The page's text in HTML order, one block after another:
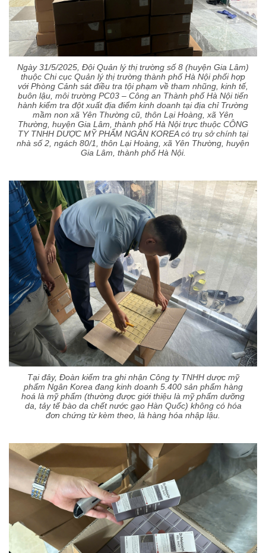
Ngày 31/5/2025, Đội Quản lý thị trường số 8 (huyện Gia Lâm)
thuộc Chi cục Quản lý thị trường thành phố Hà Nội phối hợp
với Phòng Cảnh sát điều tra tội phạm về tham nhũng, kinh tế,
buôn lậu, môi trường PC03 – Công an Thành phố Hà Nội tiến
hành kiểm tra đột xuất địa điểm kinh doanh tại địa chỉ Trường
mầm non xã Yên Thường cũ, thôn Lại Hoàng, xã Yên
Thường, huyện Gia Lâm, thành phố Hà Nội trực thuộc CÔNG
TY TNHH DƯỢC MỸ PHẨM NGÂN KOREA có trụ sở chính tại
nhà số 2, ngách 80/1, thôn Lại Hoàng, xã Yên Thường, huyện
Gia Lâm, thành phố Hà Nội.
Tại đây, Đoàn kiểm tra ghi nhận Công ty TNHH dược mỹ
phẩm Ngân Korea đang kinh doanh 5.400 sản phẩm hàng
hoá là mỹ phẩm (thường được giới thiệu là mỹ phẩm dưỡng
da, tảy tế bào da chết nước gạo Hàn Quốc) không có hóa
đơn chứng từ kèm theo, là hàng hóa nhập lậu.